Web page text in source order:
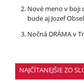
Nové meno v boji
bude aj Jozef
Nočná DRÁMA v
NAJČÍTANEJŠIE ZO